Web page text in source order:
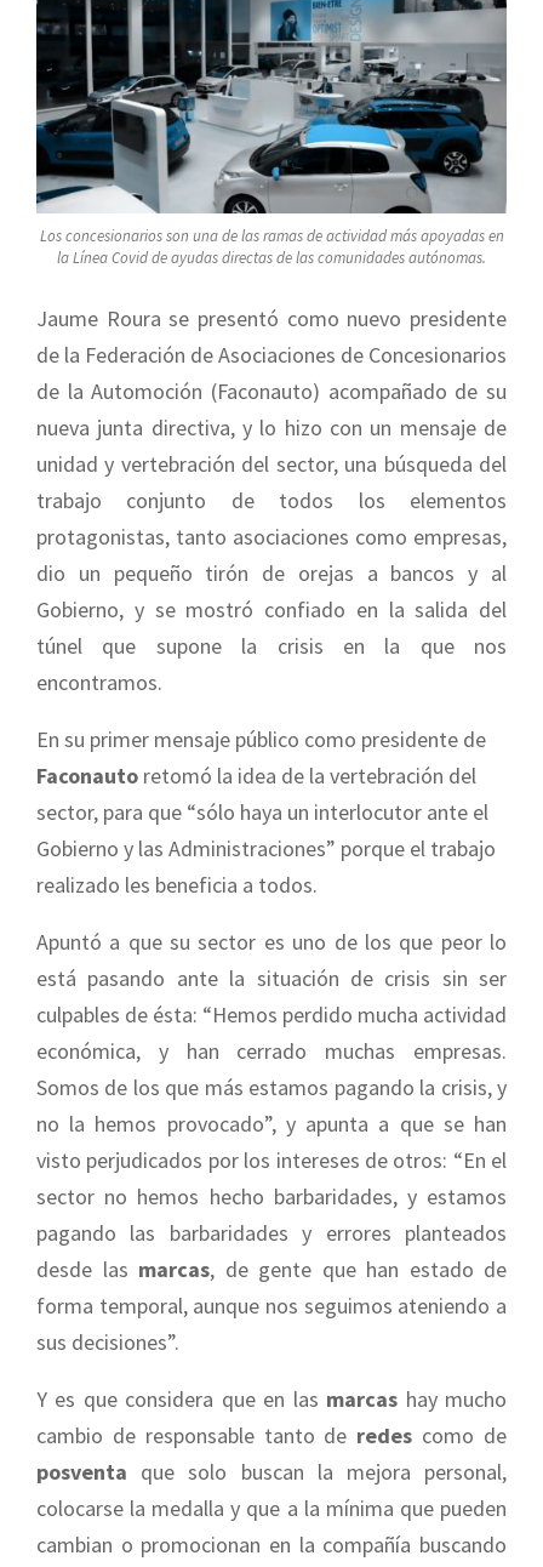
Los concesionarios son una de las ramas de actividad más apoyadas en
la Línea Covid de ayudas directas de las comunidades autónomas.
Jaume Roura se presentó como nuevo presidente
de la Federación de Asociaciones de Concesionarios
de la Automoción (Faconauto) acompañado de su
nueva junta directiva, y lo hizo con un mensaje de
unidad y vertebración del sector, una búsqueda del
trabajo conjunto de todos los elementos
protagonistas, tanto asociaciones como empresas,
dio un pequeño tirón de orejas a bancos y al
Gobierno, y se mostró confiado en la salida del
túnel que supone la crisis en la que nos
encontramos.
En su primer mensaje público como presidente de
Faconauto retomó la idea de la vertebración del
sector, para que “sólo haya un interlocutor ante el
Gobierno y las Administraciones” porque el trabajo
realizado les beneficia a todos.
Apuntó a que su sector es uno de los que peor lo
está pasando ante la situación de crisis sin ser
culpables de ésta: “Hemos perdido mucha actividad
económica, y han cerrado muchas empresas.
Somos de los que más estamos pagando la crisis, y
no la hemos provocado”, y apunta a que se han
visto perjudicados por los intereses de otros: “En el
sector no hemos hecho barbaridades, y estamos
pagando las barbaridades y errores planteados
desde las marcas, de gente que han estado de
forma temporal, aunque nos seguimos ateniendo a
sus decisiones”.
Y es que considera que en las marcas hay mucho
cambio de responsable tanto de redes como de
posventa que solo buscan la mejora personal,
colocarse la medalla y que a la mínima que pueden
cambian o promocionan en la compañía buscando